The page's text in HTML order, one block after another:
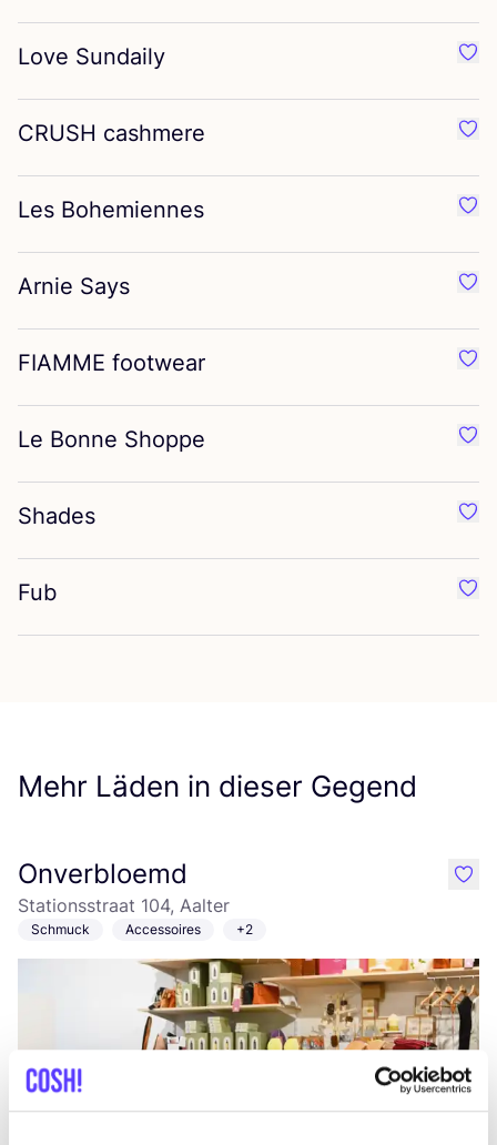
Love Sundaily
CRUSH cashmere
Les Bohemiennes
Arnie Says
FIAMME footwear
Le Bonne Shoppe
Shades
Fub
Mehr Läden in dieser Gegend
Onverbloemd
Stationsstraat 104, Aalter
Schmuck Accessoires +2
like